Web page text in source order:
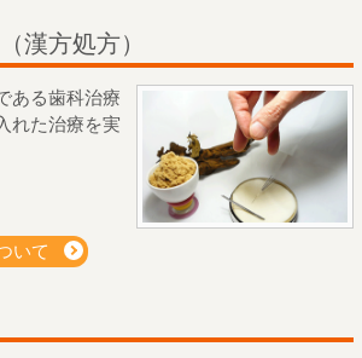
漢方処方）
ある歯科治療
れた治療を実
いて